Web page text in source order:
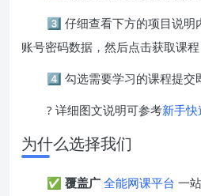
3️⃣ 仔细查看下方的项目说明
账号密码数据，然后点击获取课程
4️⃣ 勾选需要学习的课程提交
? 详细图文说明可参考新手
为什么选择我们
✅ 覆盖广 全能网课平台 一